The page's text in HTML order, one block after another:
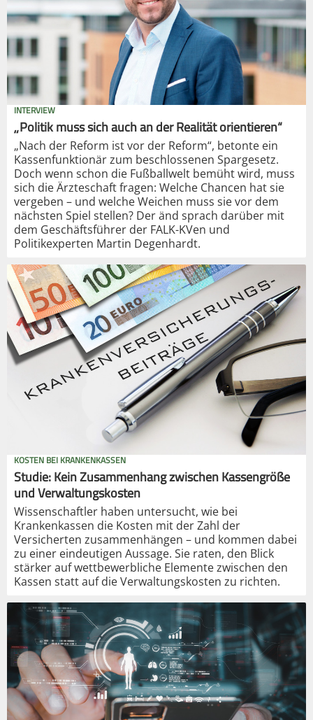
INTERVIEW
„Politik muss sich auch an der Realität orientieren“
„Nach der Reform ist vor der Reform“, betonte ein
Kassenfunktionär zum beschlossenen Spargesetz.
Doch wenn schon die Fußballwelt bemüht wird, muss
sich die Ärzteschaft fragen: Welche Chancen hat sie
vergeben – und welche Weichen muss sie vor dem
nächsten Spiel stellen? Der änd sprach darüber mit
dem Geschäftsführer der FALK-KVen und
Politikexperten Martin Degenhardt.
KOSTEN BEI KRANKENKASSEN
Studie: Kein Zusammenhang zwischen Kassengröße
und Verwaltungskosten
Wissenschaftler haben untersucht, wie bei
Krankenkassen die Kosten mit der Zahl der
Versicherten zusammenhängen – und kommen dabei
zu einer eindeutigen Aussage. Sie raten, den Blick
stärker auf wettbewerbliche Elemente zwischen den
Kassen statt auf die Verwaltungskosten zu richten.